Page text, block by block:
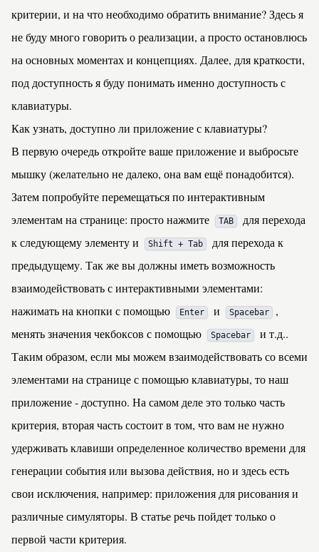
критерии, и на что необходимо обратить внимание? Здесь я
не буду много говорить о реализации, а просто остановлюсь
на основных моментах и концепциях. Далее, для краткости,
под доступность я буду понимать именно доступность с
клавиатуры.
Как узнать, доступно ли приложение с клавиатуры?
В первую очередь откройте ваше приложение и выбросьте
мышку (желательно не далеко, она вам ещё понадобится).
Затем попробуйте перемещаться по интерактивным
элементам на странице: просто нажмите
TAB
для перехода
к следующему элементу и
Shift + Tab
для перехода к
предыдущему. Так же вы должны иметь возможность
взаимодействовать с интерактивными элементами:
нажимать на кнопки с помощью
Enter и Spacebar
,
менять значения чекбоксов с помощью
Spacebar
и т.д..
Таким образом, если мы можем взаимодействовать со всеми
элементами на странице с помощью клавиатуры, то наш
приложение - доступно. На самом деле это только часть
критерия, вторая часть состоит в том, что вам не нужно
удерживать клавиши определенное количество времени для
генерации события или вызова действия, но и здесь есть
свои исключения, например: приложения для рисования и
различные симуляторы. В статье речь пойдет только о
первой части критерия.